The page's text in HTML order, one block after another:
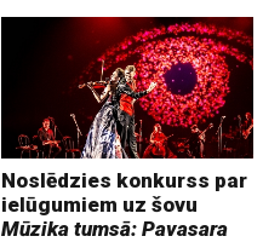
Noslēdzies konkurss par
ielūgumiem uz šovu
Mūzika tumsā: Pavasara